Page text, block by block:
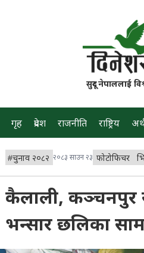
सुदूर नेपाललाई
गृह प्रदेश राजनीति राष्ट्रिय
#चुनाव २०८२ २०८३ साउन २३ फोटोफिचर
कैलाली, कञ्चनपुर र
भन्सार छलिका